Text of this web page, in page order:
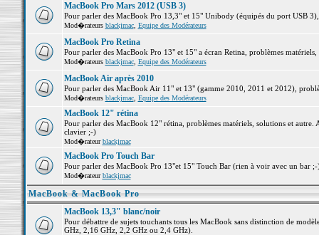
MacBook Pro Mars 2012 (USB 3)
Pour parler des MacBook Pro 13,3" et 15" Unibody (équipés du port USB
Mod�rateurs blackjmac, Equipe des Modérateurs
MacBook Pro Retina
Pour parler des MacBook Pro 13" et 15" a écran Retina, problèmes matériels,
Mod�rateurs blackjmac, Equipe des Modérateurs
MacBook Air après 2010
Pour parler des MacBook Air 11" et 13" (gamme 2010, 2011 et 2012),
Mod�rateurs blackjmac, Equipe des Modérateurs
MacBook 12" rétina
Pour parler des MacBook 12" rétina, problèmes matériels, solutions et
clavier ;-)
Mod�rateurblackjmac
MacBook Pro Touch Bar
Pour parler des MacBook Pro 13"et 15" Touch Bar (rien à voir avec un bar
Mod�rateurblackjmac
MacBook & MacBook Pro
MacBook 13,3" blanc/noir
Pour débattre de sujets touchants tous les MacBook sans distinction de
GHz, 2,16 GHz, 2,2 GHz ou 2,4 GHz).